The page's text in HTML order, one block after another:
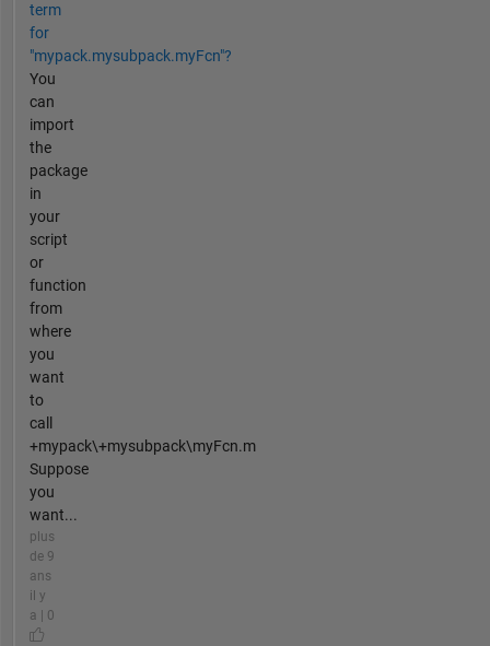
term
for
"mypack.mysubpack.myFcn"?
You
can
import
the
package
in
your
script
or
function
from
where
you
want
to
call
+mypack\+mysubpack\myFcn.m
Suppose
you
want...
plus
de 9
ans
il y
a | 0